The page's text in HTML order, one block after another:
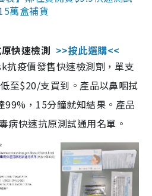
萬盒補貨
快速檢測 >>按此選購<<
抗疫價發售快速檢測劑，單支
至$20/支買到。產品以鼻咽拭
99%，15分鐘就知結果。產品
病快速抗原測試通用名單。